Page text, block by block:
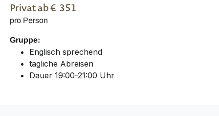
Privatab € 351
pro Person
Gruppe:
Englisch sprechend
tägliche Abreisen
Dauer 19:00-21:00 Uhr